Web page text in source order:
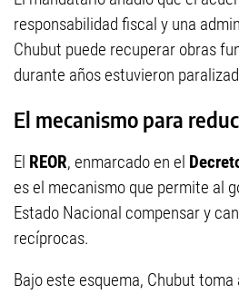
responsabilidad fiscal y una
Chubut puede recuperar obras
durante años estuvieron
El mecanismo para
El REOR, enmarcado en el
es el mecanismo que permite al
Estado Nacional compensar y
recíprocas.
Bajo este esquema, Chubut